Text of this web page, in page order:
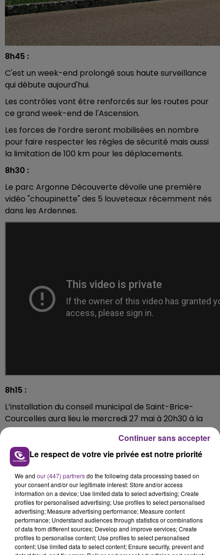
8h45 :
C'est un week-end prolongé sous haute surveillance
qui débute aujourd'hui.
Les contrôles vont être renforcés sur les routes pour
ce grand week-end de l'Ascension.
Les forces de l’ordre seront mobilisées en nombre
pour faire respecter les règles de sécurité mais aussi
la limitation de 100 km pour les déplacements.
8h30 :
Le parc Argonne Découverte dévoile une première
vidéo "choupinette" des 5 louveteaux récemment nés
dans les Ardennes.
8h15 :
L’installation du conseil municipal de Saint-Brice-
Courcelles aura lieu le mercredi 27 mai à 20h30 à la
salle des fêtes de la commune.
Une cérémonie qui devrait être riche en émotions.
Alain Lescouet, maire depuis 1983 et réélu le 15 mars
dernier, est décédé fin mars du coronavirus.
Le respect de votre vie privée est notre priorité
We and our (447) partnersdo the following data processing based on
your consent and/or our legitimate interest: Store and/or access
information on a device; Use limited data to select advertising; Create
profiles for personalised advertising; Use profiles to select personalised
advertising; Measure advertising performance; Measure content
performance; Understand audiences through statistics or combinations
of data from different sources; Develop and improve services; Create
profiles to personalise content; Use profiles to select personalised
content; Use limited data to select content; Ensure security, prevent and
Continuer sans accepter